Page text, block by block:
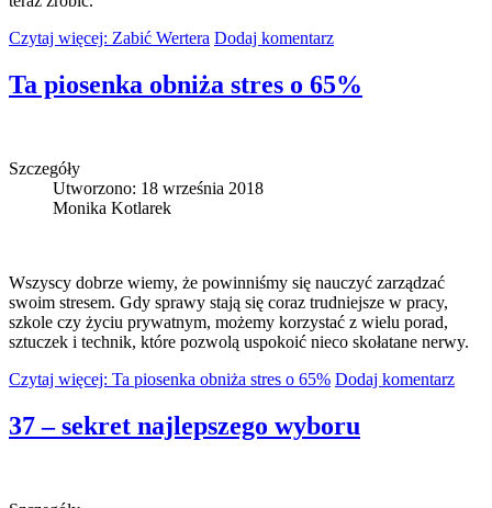
Czytaj więcej: Zabić Wertera Dodaj komentarz
Ta piosenka obniża stres o 65%
Szczegóły
Utworzono: 18 września 2018
Monika Kotlarek
Wszyscy dobrze wiemy, że powinniśmy się nauczyć zarządzać
swoim stresem. Gdy sprawy stają się coraz trudniejsze w pracy,
szkole czy życiu prywatnym, możemy korzystać z wielu porad,
sztuczek i technik, które pozwolą uspokoić nieco skołatane nerwy.
Czytaj więcej: Ta piosenka obniża stres o 65% Dodaj komentarz
37 – sekret najlepszego wyboru